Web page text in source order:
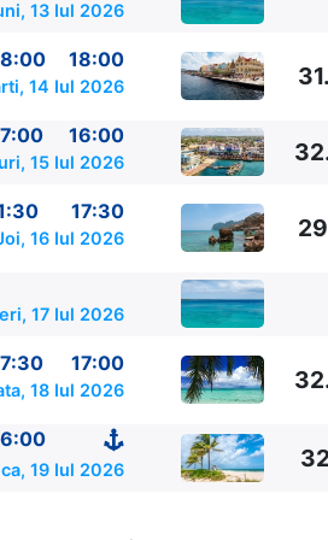
13 Iul 2026
18:00
14 Iul 2026
16:00
15 Iul 2026
17:30
16 Iul 2026
17 Iul 2026
17:00
18 Iul 2026
19 Iul 2026